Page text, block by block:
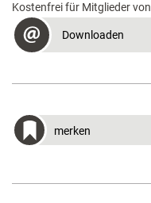
Kostenfrei für Mitglieder von
Downloaden
merken